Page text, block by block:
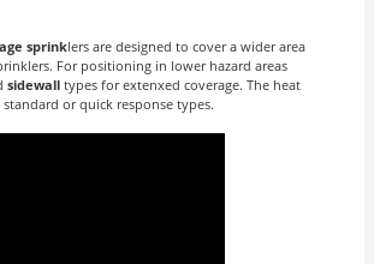
sprinklers are designed to cover a wider area
For positioning in lower hazard areas
sidewall types for extenxed coverage. The heat
or quick response types.